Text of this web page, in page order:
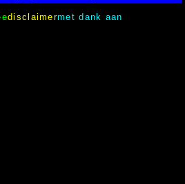
disclaimermet dank aan